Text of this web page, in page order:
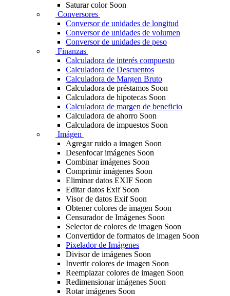
Saturar color Soon
Conversores
Conversor de unidades de longitud
Conversor de unidades de volumen
Conversor de unidades de peso
Finanzas
Calculadora de interés compuesto
Calculadora de Descuentos
Calculadora de Margen Bruto
Calculadora de préstamos Soon
Calculadora de hipotecas Soon
Calculadora de margen de beneficio
Calculadora de ahorro Soon
Calculadora de impuestos Soon
Imágen
Agregar ruido a imagen Soon
Desenfocar imágenes Soon
Combinar imágenes Soon
Comprimir imágenes Soon
Eliminar datos EXIF Soon
Editar datos Exif Soon
Visor de datos Exif Soon
Obtener colores de imagen Soon
Censurador de Imágenes Soon
Selector de colores de imagen Soon
Convertidor de formatos de imagen Soon
Pixelador de Imágenes
Divisor de imágenes Soon
Invertir colores de imagen Soon
Reemplazar colores de imagen Soon
Redimensionar imágenes Soon
Rotar imágenes Soon